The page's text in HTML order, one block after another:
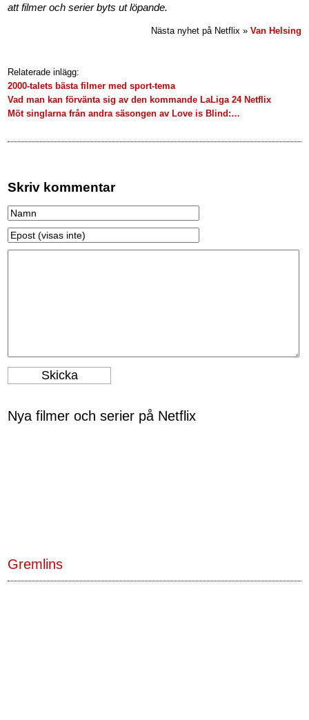
att filmer och serier byts ut löpande.
Nästa nyhet på Netflix » Van Helsing
Relaterade inlägg:
2000-talets bästa filmer med sport-tema
Vad man kan förvänta sig av den kommande LaLiga 24 Netflix
Möt singlarna från andra säsongen av Love is Blind:…
Skriv kommentar
Nya filmer och serier på Netflix
Gremlins